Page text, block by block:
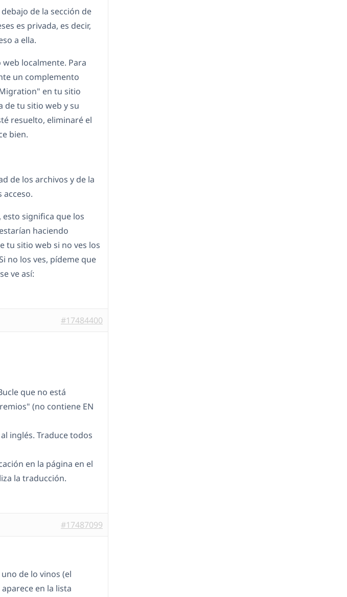
de la sección de
es privada, es decir,
a ella.
localmente. Para
un complemento
en tu sitio
de tu sitio web y su
resuelto, eliminaré el
bien.
de los archivos y de la
acceso.
esto significa que los
haciendo
tu sitio web si no ves los
no los ves, pídeme que
ve así:
#17484400
que no está
(no contiene EN
inglés. Traduce todos
en la página en el
la traducción.
#17487099
de lo vinos (el
en la lista